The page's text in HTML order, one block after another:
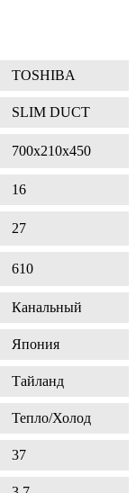
TOSHIBA
SLIM DUCT
700х210х450
16
27
610
Канальный
Япония
Тайланд
Тепло/Холод
37